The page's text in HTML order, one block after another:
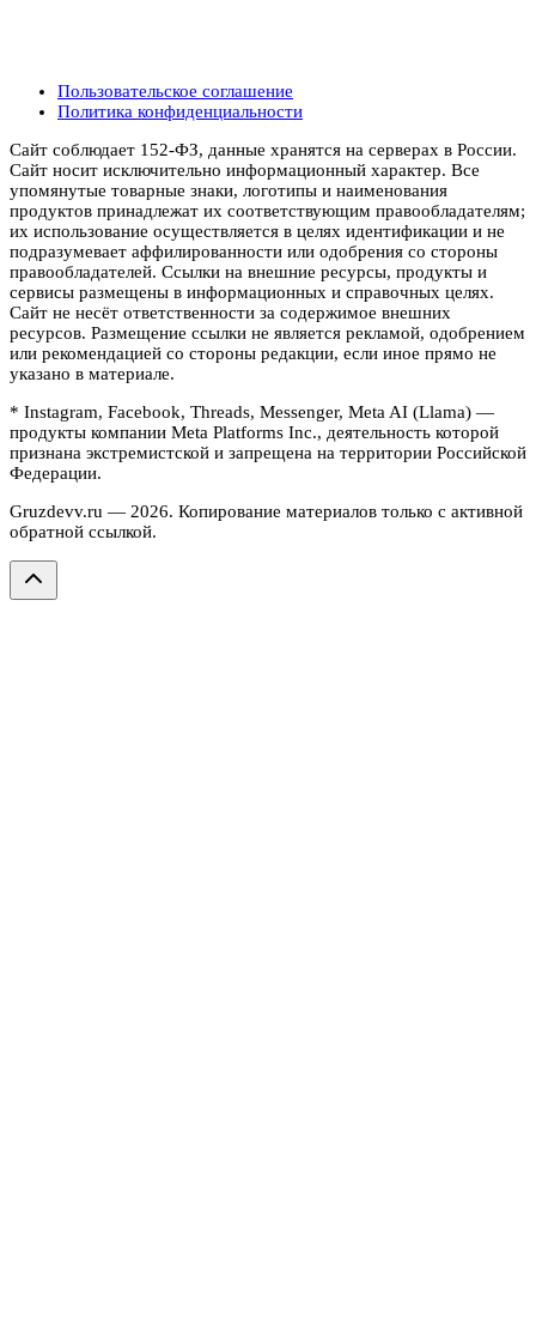
Пользовательское соглашение
Политика конфиденциальности
Сайт соблюдает 152-ФЗ, данные хранятся на серверах в России.
Сайт носит исключительно информационный характер. Все
упомянутые товарные знаки, логотипы и наименования
продуктов принадлежат их соответствующим правообладателям;
их использование осуществляется в целях идентификации и не
подразумевает аффилированности или одобрения со стороны
правообладателей. Ссылки на внешние ресурсы, продукты и
сервисы размещены в информационных и справочных целях.
Сайт не несёт ответственности за содержимое внешних
ресурсов. Размещение ссылки не является рекламой, одобрением
или рекомендацией со стороны редакции, если иное прямо не
указано в материале.
* Instagram, Facebook, Threads, Messenger, Meta AI (Llama) —
продукты компании Meta Platforms Inc., деятельность которой
признана экстремистской и запрещена на территории Российской
Федерации.
Gruzdevv.ru — 2026. Копирование материалов только с активной
обратной ссылкой.